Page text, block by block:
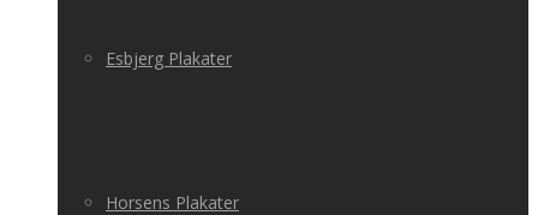
Esbjerg Plakater
Horsens Plakater